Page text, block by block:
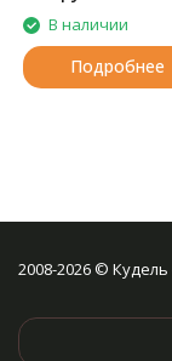
В наличии
Подробнее
2008-2026 ©